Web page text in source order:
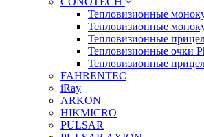
Тепловизионные
Тепловизионные
Тепловизионные
Тепловизионные очки
Тепловизионные
FAHRENTEC
iRay
ARKON
HIKMICRO
PULSAR